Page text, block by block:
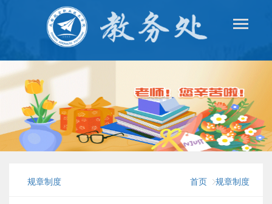
规章制度 首页 规章制度